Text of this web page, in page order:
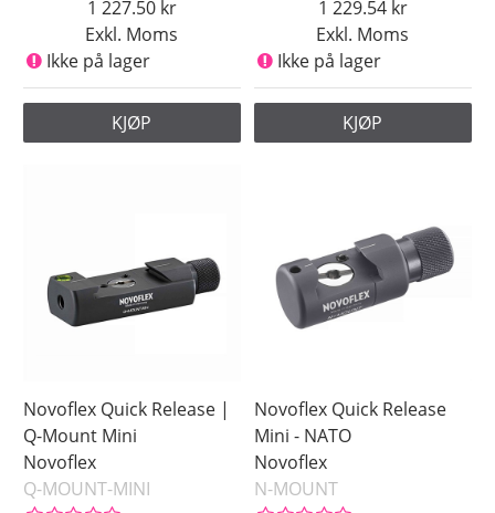
Exkl. Moms
1 227.50
Ikke på lager
KJØP
Exkl. Moms
1 229.54
Ikke på lager
KJØP
Novoflex Quick Release |
Q-Mount Mini
Novoflex
Q-MOUNT-MINI
Novoflex Quick Release
Mini - NATO
Novoflex
N-MOUNT